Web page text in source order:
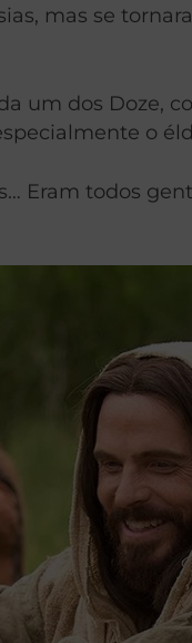
mas se
um dos Doze,
o
Eram todos